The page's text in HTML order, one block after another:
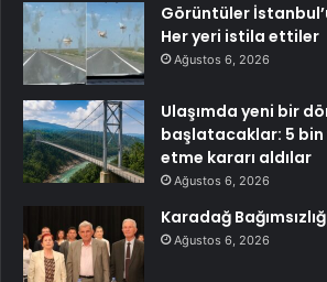
Görüntüler
Her yeri istila ettiler
Ağustos 6, 2026
Ulaşımda yeni bir
başlatacaklar: 5 bin
etme kararı aldılar
Ağustos 6, 2026
Karadağ
Ağustos 6, 2026